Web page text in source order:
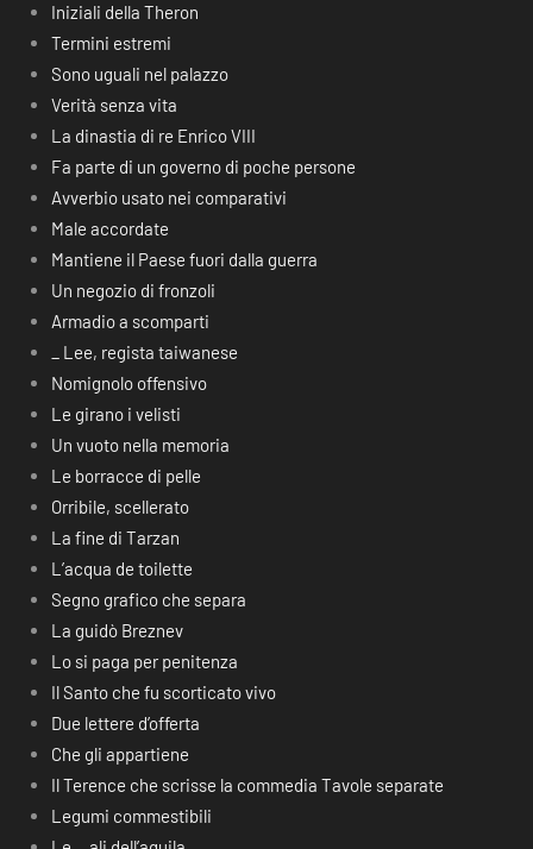
Iniziali della Theron
Termini estremi
Sono uguali nel palazzo
Verità senza vita
La dinastia di re Enrico VIII
Fa parte di un governo di poche persone
Avverbio usato nei comparativi
Male accordate
Mantiene il Paese fuori dalla guerra
Un negozio di fronzoli
Armadio a scomparti
_ Lee, regista taiwanese
Nomignolo offensivo
Le girano i velisti
Un vuoto nella memoria
Le borracce di pelle
Orribile, scellerato
La fine di Tarzan
L’acqua de toilette
Segno grafico che separa
La guidò Breznev
Lo si paga per penitenza
Il Santo che fu scorticato vivo
Due lettere d’offerta
Che gli appartiene
Il Terence che scrisse la commedia Tavole separate
Legumi commestibili